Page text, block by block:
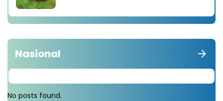
Nasional
No posts found.